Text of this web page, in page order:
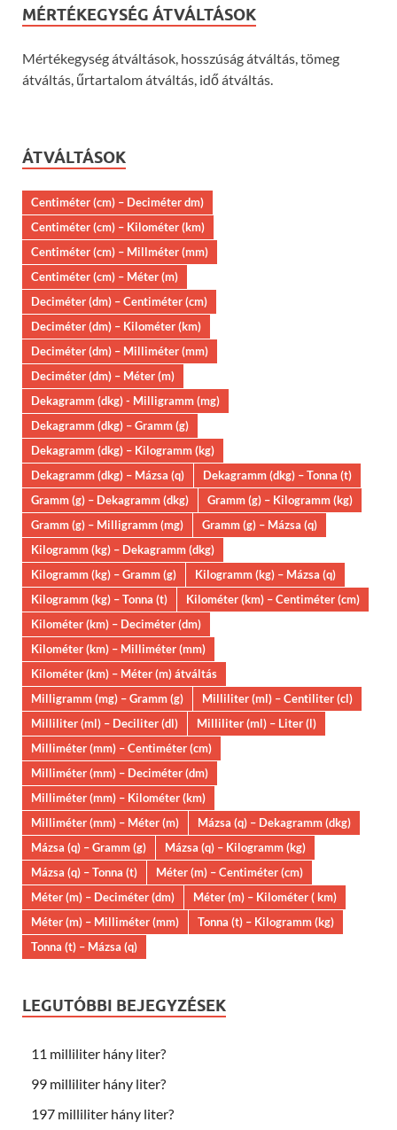
MÉRTÉKEGYSÉG ÁTVÁLTÁSOK
Mértékegység átváltások, hosszúság átváltás, tömeg
átváltás, űrtartalom átváltás, idő átváltás.
ÁTVÁLTÁSOK
Centiméter (cm) – Deciméter dm)
Centiméter (cm) – Kilométer (km)
Centiméter (cm) – Millméter (mm)
Centiméter (cm) – Méter (m)
Deciméter (dm) – Centiméter (cm)
Deciméter (dm) – Kilométer (km)
Deciméter (dm) – Milliméter (mm)
Deciméter (dm) – Méter (m)
Dekagramm (dkg) - Milligramm (mg)
Dekagramm (dkg) – Gramm (g)
Dekagramm (dkg) – Kilogramm (kg)
Dekagramm (dkg) – Mázsa (q)
Dekagramm (dkg) – Tonna (t)
Gramm (g) – Dekagramm (dkg)
Gramm (g) – Kilogramm (kg)
Gramm (g) – Milligramm (mg)
Gramm (g) – Mázsa (q)
Kilogramm (kg) – Dekagramm (dkg)
Kilogramm (kg) – Gramm (g)
Kilogramm (kg) – Mázsa (q)
Kilogramm (kg) – Tonna (t)
Kilométer (km) – Centiméter (cm)
Kilométer (km) – Deciméter (dm)
Kilométer (km) – Milliméter (mm)
Kilométer (km) – Méter (m) átváltás
Milligramm (mg) – Gramm (g)
Milliliter (ml) – Centiliter (cl)
Milliliter (ml) – Deciliter (dl)
Milliliter (ml) – Liter (l)
Milliméter (mm) – Centiméter (cm)
Milliméter (mm) – Deciméter (dm)
Milliméter (mm) – Kilométer (km)
Milliméter (mm) – Méter (m)
Mázsa (q) – Dekagramm (dkg)
Mázsa (q) – Gramm (g)
Mázsa (q) – Kilogramm (kg)
Mázsa (q) – Tonna (t)
Méter (m) – Centiméter (cm)
Méter (m) – Deciméter (dm)
Méter (m) – Kilométer ( km)
Méter (m) – Milliméter (mm)
Tonna (t) – Kilogramm (kg)
Tonna (t) – Mázsa (q)
LEGUTÓBBI BEJEGYZÉSEK
11 milliliter hány liter?
99 milliliter hány liter?
197 milliliter hány liter?